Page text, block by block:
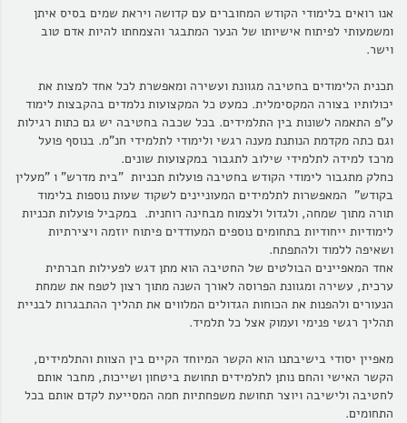
אנו רואים בלימודי הקודש המחוברים עם קדושה ויראת שמים בסיס איתן
ומשמעותי לפיתוח אישיותו של הנער המתבגר והצמחתו להיות אדם טוב
וישר.
תכנית הלימודים בחטיבה מגוונת ועשירה ומאפשרת לכל אחד למצות את
יכולותיו בצורה המקסימלית. כמעט כל המקצועות נלמדים בהקבצות לימוד
ע"פ התאמה לשונות בין התלמידים. בכל שכבה בחטיבה יש גם כתות רגילות
וגם כתה מקדמת הנותנת מענה רגשי ולימודי לתלמידי חנ"מ. בנוסף פועל
מרכז למידה לתלמידי שילוב לתגבור במקצועות שונים.
כחלק מתגבור לימודי הקודש בחטיבה פועלות תכניות "בית מדרש" ו "מעלין
בקודש" המאפשרות לתלמידים המעוניינים לשקוד שעות נוספות בלימוד
תורה מתוך שמחה, ולגדול ולצמוח מבחינה רוחנית. במקביל פועלות תכניות
לימודיות ייחודיות בתחומים נוספים המעודדים פיתוח יוזמה ויצירתיות
ושאיפה ללמוד ולהתפתח.
אחד המאפיינים הבולטים של החטיבה הוא מתן דגש לפעילות חברתית
ערכית, עשירה ומגוונת הפרוסה לאורך השנה מתוך רצון לטפח את שמחת
הנעורים ולהפנות את הכוחות הגדולים המלווים את תהליך ההתבגרות לבניית
תהליך רגשי פנימי ועמוק אצל כל תלמיד.
מאפיין יסודי בישיבתנו הוא הקשר המיוחד הקיים בין הצוות והתלמידים,
הקשר האישי והחם נותן לתלמידים תחושת ביטחון ושייכות, מחבר אותם
לחטיבה ולישיבה ויוצר תחושת משפחתיות חמה המסייעת לקדם אותם בכל
התחומים.